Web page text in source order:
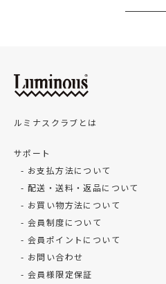
ルミナスクラブとは
サポート
お支払方法について
配送・送料・返品について
お買い物方法について
会員制度について
会員ポイントについて
お問い合わせ
会員様限定保証